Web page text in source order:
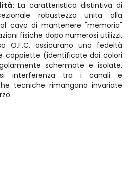
La caratteristica distintiva di
robustezza unita alla
cavo di mantenere "memoria"
fisiche dopo numerosi utilizzi.
O.F.C. assicurano una fedeltà
coppiette (identificate dai colori
schermate e isolate.
interferenza tra i canali e
tecniche rimangano invariate